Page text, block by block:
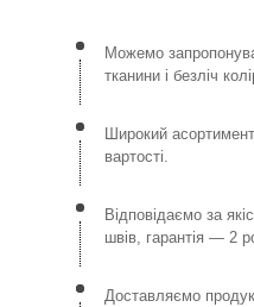
Можемо
тканини і безліч
Широкий
вартості.
Відповідаємо за
швів, гарантія — 2
Доставляємо